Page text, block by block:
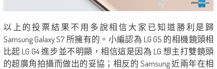
以上的投票結果不用多說相信大家已知道勝利是歸
Samsung Galaxy S7 所擁有的。小編認為 LG G5 的相機鏡頭相
比起 LG G4 進步並不明顯，相信這是因為 LG 想主打雙鏡頭
的超廣角拍攝而做出的妥協；相反的 Samsung 近兩年在相